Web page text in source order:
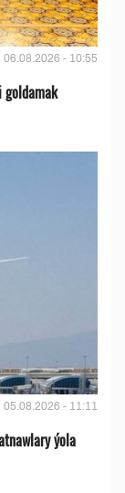
06.08.2026 - 10:55
05.08.2026 - 11:11
ýola